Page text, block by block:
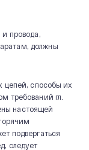
провода,
должны
цепей, способы их
требований гл.
настоящей
подвергаться
следует